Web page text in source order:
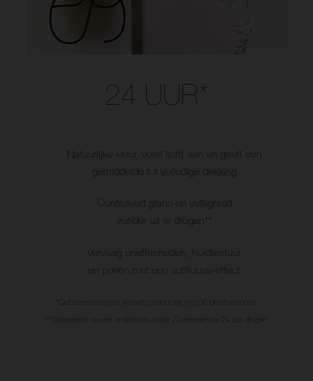
24 UUR*
Natuurlijke kleur, voelt licht aan en geeft een
gemiddelde tot volledige dekking
Controleert glans en vettigheid
zonder uit te drogen**
Vervaag oneffenheden, huidtextuur
en poriën met een softfocus-effect
*Gebaseerd op een klinisch onderzoek met 36 proefpersonen
**Gebaseerd op een onderzoek onder 72 mensen na 24 uur dragen